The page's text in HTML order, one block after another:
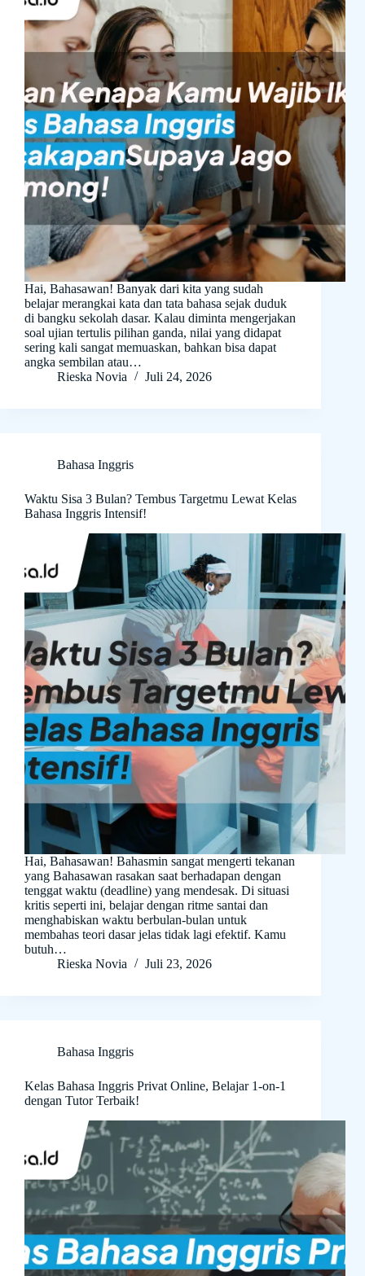
Hai, Bahasawan! Banyak dari kita yang sudah
belajar merangkai kata dan tata bahasa sejak duduk
di bangku sekolah dasar. Kalau diminta mengerjakan
soal ujian tertulis pilihan ganda, nilai yang didapat
sering kali sangat memuaskan, bahkan bisa dapat
angka sembilan atau…
Rieska Novia
Juli 24, 2026
Bahasa Inggris
Waktu Sisa 3 Bulan? Tembus Targetmu Lewat Kelas
Bahasa Inggris Intensif!
Hai, Bahasawan! Bahasmin sangat mengerti tekanan
yang Bahasawan rasakan saat berhadapan dengan
tenggat waktu (deadline) yang mendesak. Di situasi
kritis seperti ini, belajar dengan ritme santai dan
menghabiskan waktu berbulan-bulan untuk
membahas teori dasar jelas tidak lagi efektif. Kamu
butuh…
Rieska Novia
Juli 23, 2026
Bahasa Inggris
Kelas Bahasa Inggris Privat Online, Belajar 1-on-1
dengan Tutor Terbaik!